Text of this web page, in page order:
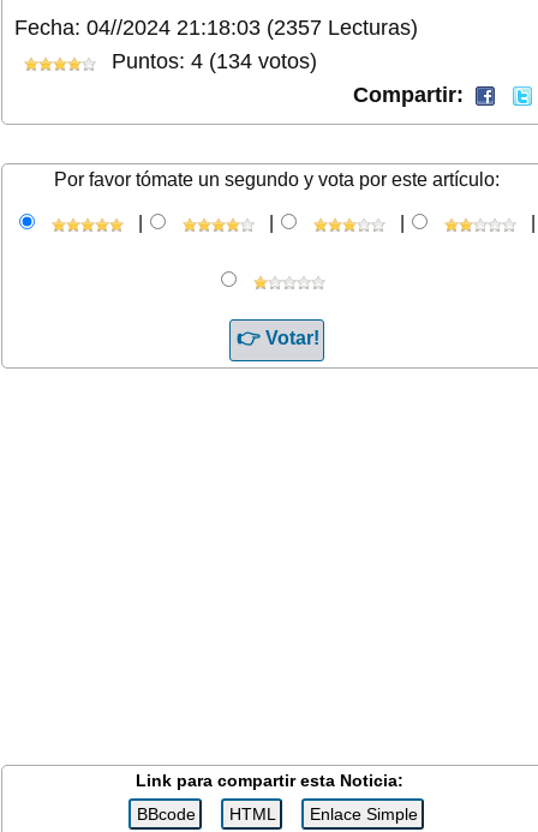
Fecha: 04//2024 21:18:03 (2357 Lecturas)
Puntos: 4 (134 votos)
Compartir:
Por favor tómate un segundo y vota por este artículo:
Link para compartir esta Noticia: